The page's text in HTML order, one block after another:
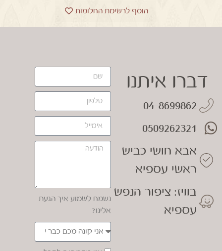
הוסף לרשימת החלומות
דברו איתנו
04-8699862
0509262321
אבא חושי כביש
ראשי עספיא
בוויז: ציפור הנפש
עספיא
נשמח לשמוע איך הגעת
אלינו?